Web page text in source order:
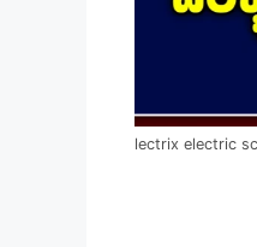
lectrix electric